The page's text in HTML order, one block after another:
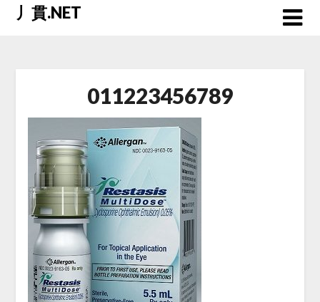
Skip丿貫.NET
011223456789